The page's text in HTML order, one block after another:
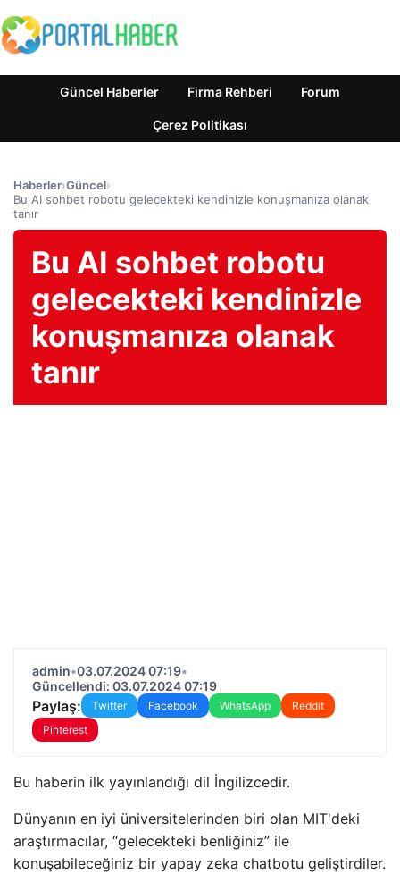
Güncel Haberler Firma Rehberi Forum
Çerez Politikası
Haberler›Güncel›
Bu AI sohbet robotu gelecekteki kendinizle konuşmanıza olanak
tanır
Bu AI sohbet robotu
gelecekteki kendinizle
konuşmanıza olanak
tanır
admin•03.07.2024 07:19•
Güncellendi: 03.07.2024 07:19
Paylaş: Twitter Facebook WhatsApp
Reddit
Pinterest
Bu haberin ilk yayınlandığı dil İngilizcedir.
Dünyanın en iyi üniversitelerinden biri olan MIT'deki
araştırmacılar, “gelecekteki benliğiniz” ile
konuşabileceğiniz bir yapay zeka chatbotu geliştirdiler.